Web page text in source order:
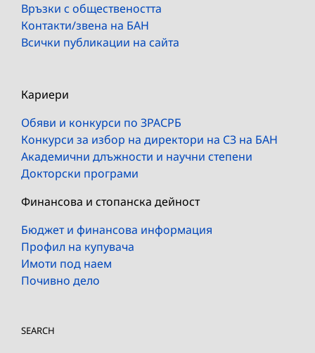
Връзки с обществеността
Контакти/звена на БАН
Всички публикации на сайта
Кариери
Обяви и конкурси по ЗРАСРБ
Конкурси за избор на директори на СЗ на БАН
Академични длъжности и научни степени
Докторски програми
Финансова и стопанска дейност
Бюджет и финансова информация
Профил на купувача
Имоти под наем
Почивно дело
SEARCH